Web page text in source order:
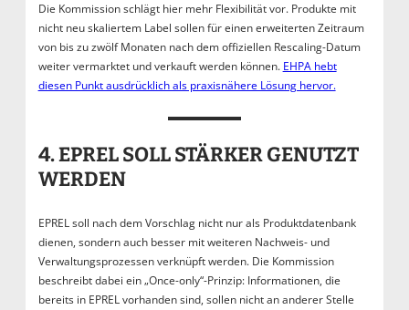
Die Kommission schlägt hier mehr Flexibilität vor. Produkte mit
nicht neu skaliertem Label sollen für einen erweiterten Zeitraum
von bis zu zwölf Monaten nach dem offiziellen Rescaling-Datum
weiter vermarktet und verkauft werden können. EHPA hebt
diesen Punkt ausdrücklich als praxisnähere Lösung hervor.
4. EPREL SOLL STÄRKER GENUTZT
WERDEN
EPREL soll nach dem Vorschlag nicht nur als Produktdatenbank
dienen, sondern auch besser mit weiteren Nachweis- und
Verwaltungsprozessen verknüpft werden. Die Kommission
beschreibt dabei ein „Once-only“-Prinzip: Informationen, die
bereits in EPREL vorhanden sind, sollen nicht an anderer Stelle